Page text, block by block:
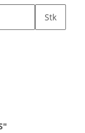
Stk